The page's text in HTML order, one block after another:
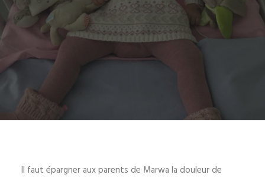
Il faut épargner aux parents de Marwa la douleur de